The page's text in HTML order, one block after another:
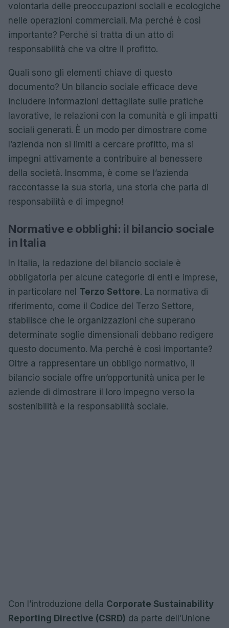
volontaria delle preoccupazioni sociali e ecologiche
nelle operazioni commerciali. Ma perché è così
importante? Perché si tratta di un atto di
responsabilità che va oltre il profitto.
Quali sono gli elementi chiave di questo
documento? Un bilancio sociale efficace deve
includere informazioni dettagliate sulle pratiche
lavorative, le relazioni con la comunità e gli impatti
sociali generati. È un modo per dimostrare come
l’azienda non si limiti a cercare profitto, ma si
impegni attivamente a contribuire al benessere
della società. Insomma, è come se l’azienda
raccontasse la sua storia, una storia che parla di
responsabilità e di impegno!
Normative e obblighi: il bilancio sociale
in Italia
In Italia, la redazione del bilancio sociale è
obbligatoria per alcune categorie di enti e imprese,
in particolare nel Terzo Settore. La normativa di
riferimento, come il Codice del Terzo Settore,
stabilisce che le organizzazioni che superano
determinate soglie dimensionali debbano redigere
questo documento. Ma perché è così importante?
Oltre a rappresentare un obbligo normativo, il
bilancio sociale offre un’opportunità unica per le
aziende di dimostrare il loro impegno verso la
sostenibilità e la responsabilità sociale.
Con l’introduzione della Corporate Sustainability
Reporting Directive (CSRD) da parte dell’Unione